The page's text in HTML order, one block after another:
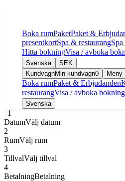
Boka rumPaketPaket &
presentkortSpa & restaurang
Hitta bokningVisa / avboka
Svenska
SEK
KundvagnMin kundvagn0 Meny
Boka rumPaket & Erbjudanden
restaurangVisa / avboka bokning
Svenska
11
DatumVälj datum
2
RumVälj rum
3
TillvalVälj tillval
4
BetalningBetalning